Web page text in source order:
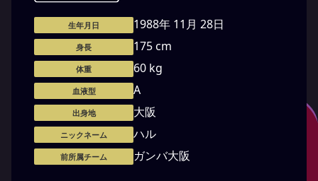
生年月日 1988年 11月 28日
身長 175 cm
体重 60 kg
血液型 A
出身地 大阪
ニックネーム ハル
前所属チーム ガンバ大阪